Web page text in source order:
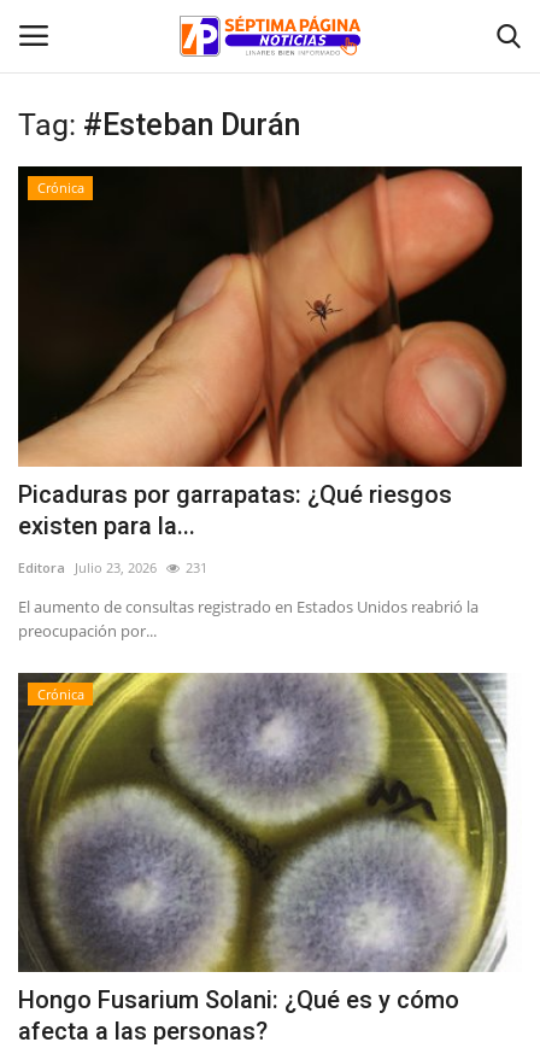
Inicio
Deporte
Política
Espectáculos
Tag: #Esteban Durán
Crónica
Picaduras por garrapatas: ¿Qué riesgos
existen para la...
Editora Julio 23, 2026 231
El aumento de consultas registrado en Estados Unidos reabrió la
preocupación por...
Crónica
Hongo Fusarium Solani: ¿Qué es y cómo
afecta a las personas?